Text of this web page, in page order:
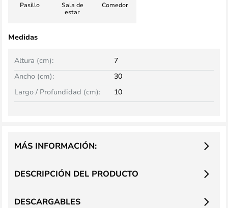
Pasillo
Sala de
estar
Comedor
Medidas
Ancho (cm): 30
Altura (cm): 7
Largo / Profundidad (cm): 10
DESCRIPCIÓN DEL PRODUCTO
MÁS INFORMACIÓN:
DESCARGABLES